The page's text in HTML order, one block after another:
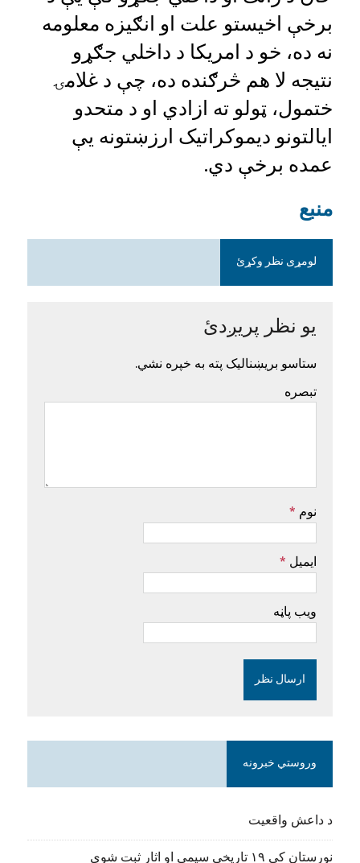
برخې اخیستو علت او انګیزه معلومه
نه ده، خو د امریکا د داخلي جګړو
نتیجه لا هم څرګنده ده، چې د غلامۍ
ختمول، ټولو ته ازادي او د متحدو
ایالتونو دیموکراتیک ارزښتونه یې
عمده برخې دي.
منبع
لومړی نظر وکړئ
یو نظر پریږدئ
ستاسو بریښنالیک پته به خپره نشي.
تبصره
نوم *
ایمیل *
ویب پاڼه
وروستي خبرونه
د داعش واقعیت
نورستان کې ۱۹ تاریخي سیمې او اثار ثبت شوي